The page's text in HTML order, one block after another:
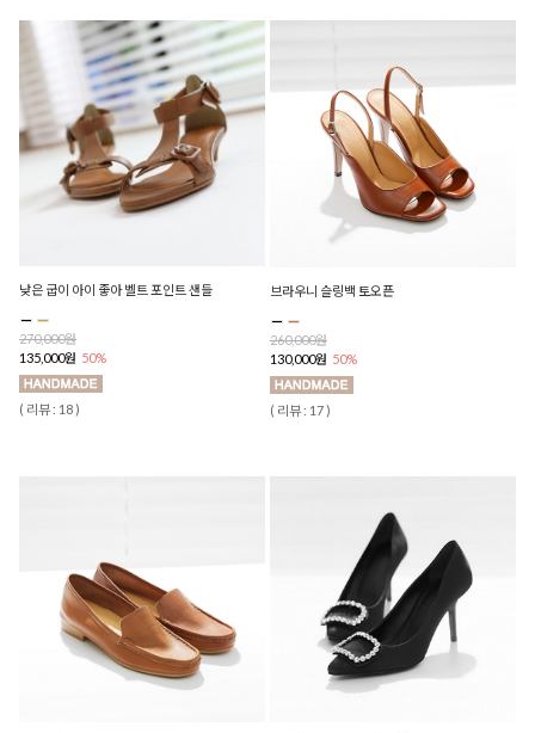
낮은 굽이 아이 좋아 벨트 포인트 샌들
270,000원
135,000원 50%
( 리뷰 : 18 )
브라우니 슬링백 토오픈
260,000원
130,000원 50%
( 리뷰 : 17 )